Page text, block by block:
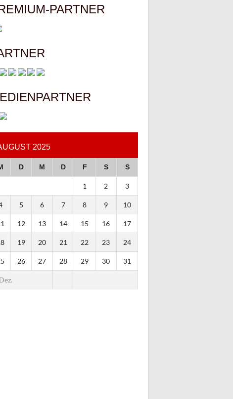
PARTNER
2025
D M D F S S
1 2 3
5 6 7 8 9 10
12 13 14 15 16 17
19 20 21 22 23 24
26 27 28 29 30 31